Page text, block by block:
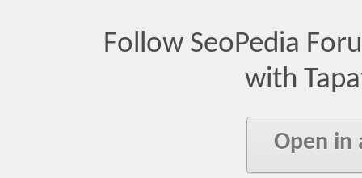
Follow SeoPedia
with
Open in